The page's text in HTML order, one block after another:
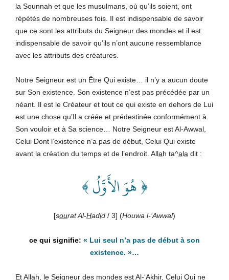
la Sounnah et que les musulmans, où qu’ils soient, ont
répétés de nombreuses fois. Il est indispensable de savoir
que ce sont les attributs du Seigneur des mondes et il est
indispensable de savoir qu’ils n’ont aucune ressemblance
avec les attributs des créatures.
Notre Seigneur est un Être Qui existe… il n’y a aucun doute
sur Son existence. Son existence n’est pas précédée par un
néant. Il est le Créateur et tout ce qui existe en dehors de Lui
est une chose qu’Il a créée et prédestinée conformément à
Son vouloir et à Sa science… Notre Seigneur est Al-Awwal,
Celui Dont l’existence n’a pas de début, Celui Qui existe
avant la création du temps et de l’endroit. Allah ta^ala dit :
﴿ هُوَ الأَوَّلُ ﴾
[sourat Al-Hadid / 3] (Houwa l-‘Awwal)
« Lui seul n’a pas de début à son
existence. »…
Et Allah, le Seigneur des mondes est Al-‘Akhir, Celui Qui ne